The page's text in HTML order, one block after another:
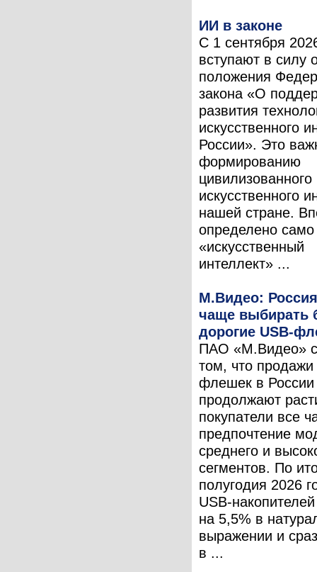
ИИ в законе
С 1 сентября
вступают в силу
положения
закона «О
развития
искусственного
России». Это
формированию
искусственного
нашей стране.
определено само
«искусственный
интеллект» ...
М.Видео:
чаще выбирать
дорогие USB-
ПАО «М.Видео»
том, что продажи
флешек в России
продолжают
покупатели все
предпочтение
среднего и
сегментов. По
полугодия 2026
USB-
на 5,5% в
выражении и
в ...